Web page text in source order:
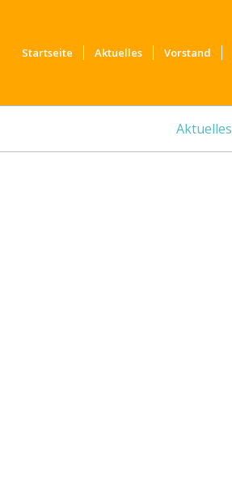
Startseite Aktuelles Vorstand
Aktuelles